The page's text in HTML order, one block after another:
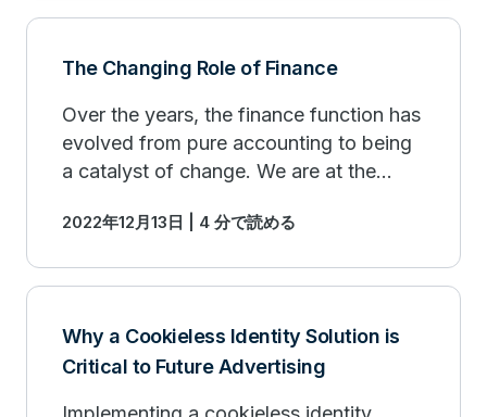
The Changing Role of Finance
Over the years, the finance function has
evolved from pure accounting to being
a catalyst of change. We are at the
numbers, but influencing the business
2022年12月13日 | 4 分で読める
Why a Cookieless Identity Solution is
Critical to Future Advertising